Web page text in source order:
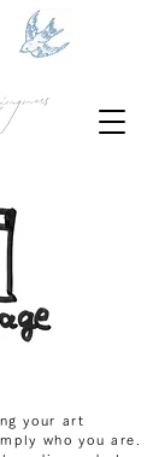
your art
who you are.